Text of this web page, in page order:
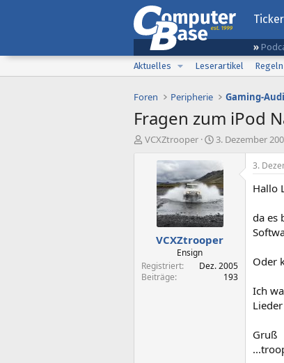
Ticker
Aktuelles
Leserartikel Regeln
Foren Peripherie
Fragen zum iPod
E
VCXZtrooper
E
s
t
e
l
l
t
a
3. Dezember
VCXZtrooper
Ensign
Registriert
Dez. 2005
Beiträge
193
3.
Hallo
da es
Oder
Ich
Gruß